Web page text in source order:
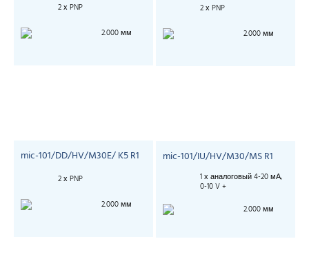
2 х PNP
2.000 мм
2 х PNP
2.000 мм
mic-101/DD/HV/M30E/ K5 R1
2 х PNP
2.000 мм
mic-101/IU/HV/M30/MS R1
1 х аналоговый 4-20 мА,
0-10 V +
2.000 мм